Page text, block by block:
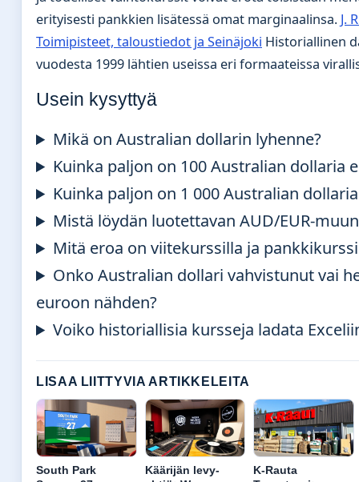
erityisesti pankkien lisätessä omat marginaalinsa. J.
Toimipisteet, taloustiedot ja Seinäjoki Historiallinen
vuodesta 1999 lähtien useissa eri formaateissa
Usein kysyttyä
Mikä on Australian dollarin lyhenne?
Kuinka paljon on 100 Australian dollaria
Kuinka paljon on 1 000 Australian
Mistä löydän luotettavan AUD/EUR-
Mitä eroa on viitekurssilla ja
Onko Australian dollari vahvistunut vai
euroon nähden?
Voiko historiallisia kursseja ladata
LISAA LIITTYVIA ARTIKKELEITA
South Park
Käärijän levy-
K-Rauta